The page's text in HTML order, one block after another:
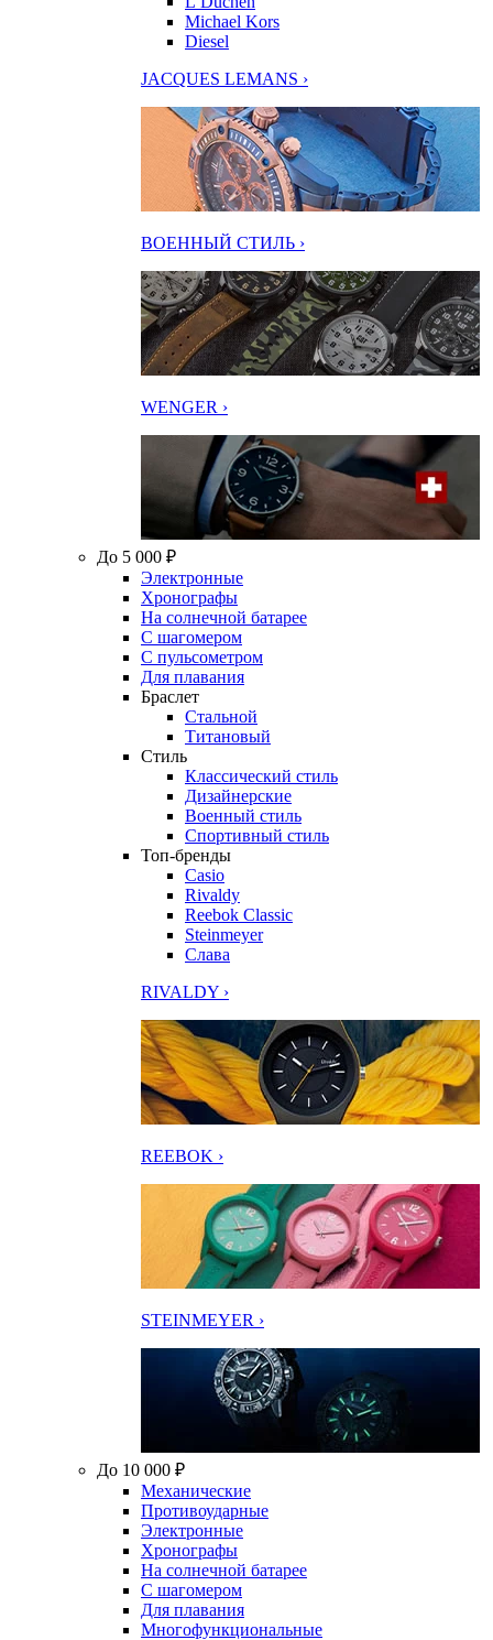
Michael Kors
Diesel
JACQUES LEMANS ›
ВОЕННЫЙ СТИЛЬ ›
WENGER ›
До 5 000 ₽
Электронные
Хронографы
На солнечной батарее
С шагомером
С пульсометром
Для плавания
Браслет
Стальной
Титановый
Стиль
Классический стиль
Дизайнерские
Военный стиль
Спортивный стиль
Топ-бренды
Casio
Rivaldy
Reebok Classic
Steinmeyer
Слава
RIVALDY ›
REEBOK ›
STEINMEYER ›
До 10 000 ₽
Механические
Противоударные
Электронные
Хронографы
На солнечной батарее
С шагомером
Для плавания
Многофункциональные